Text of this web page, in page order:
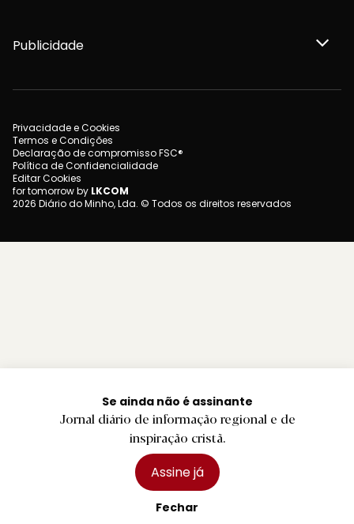
Se ainda não é assinante
Jornal diário de informação regional e de
inspiração cristã.
Assine já
Fechar
Publicidade
Privacidade e Cookies
Termos e Condições
Declaração de compromisso FSC®
Política de Confidencialidade
Editar Cookies
for tomorrow by LKCOM
2026 Diário do Minho, Lda. © Todos os direitos reservados